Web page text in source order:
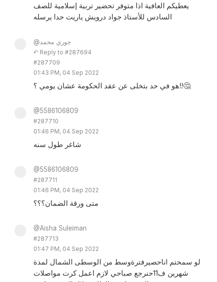
يعطيكم العافية اذا متوفر تحضير تربية إسلامية للصف
السادس للأستاذ جواد درويش ياريت حدا يرسله
@جوري محمد
↶ Reply to #287694
#287709
01:43 PM, 04 Sep 2022
هو في حد بتخلى عن عقد الحكومة عشان يومي ؟!!🤔
@5586106809
#287710
01:46 PM, 04 Sep 2022
شاغر طول سنه
@5586106809
#287711
01:46 PM, 04 Sep 2022
متى ورقة الضمان؟؟؟
@Aisha Suleiman
#287713
01:47 PM, 04 Sep 2022
لو سمحتم اناحصيرفترةوسط من الوسطى الشمال لمدة
شهرين ف11حنرجع صباحي لازم اعمل كرت مواصلات